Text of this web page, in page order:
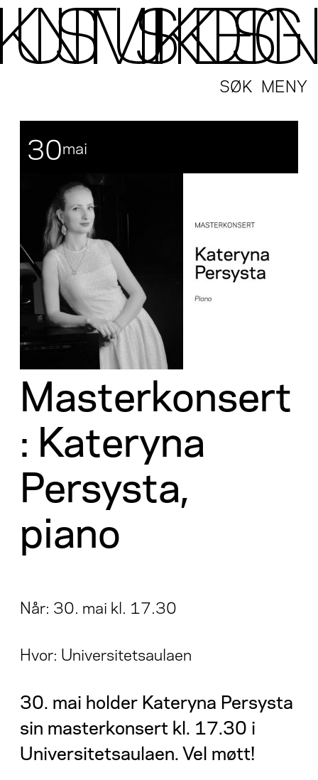
MENY
SØK
30mai
Masterkonsert
: Kateryna
Persysta,
piano
Når: 30. mai kl. 17.30
Hvor: Universitetsaulaen
30. mai holder Kateryna Persysta
sin masterkonsert kl. 17.30 i
Universitetsaulaen. Vel møtt!